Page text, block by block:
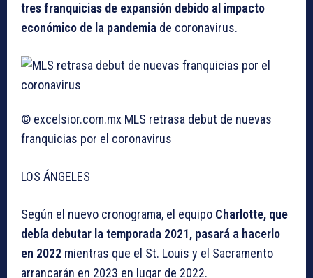
tres franquicias de expansión debido al impacto
económico de la pandemia de coronavirus.
© excelsior.com.mx MLS retrasa debut de nuevas
franquicias por el coronavirus
LOS ÁNGELES
Según el nuevo cronograma, el equipo Charlotte, que
debía debutar la temporada 2021, pasará a hacerlo
en 2022 mientras que el St. Louis y el Sacramento
arrancarán en 2023 en lugar de 2022.